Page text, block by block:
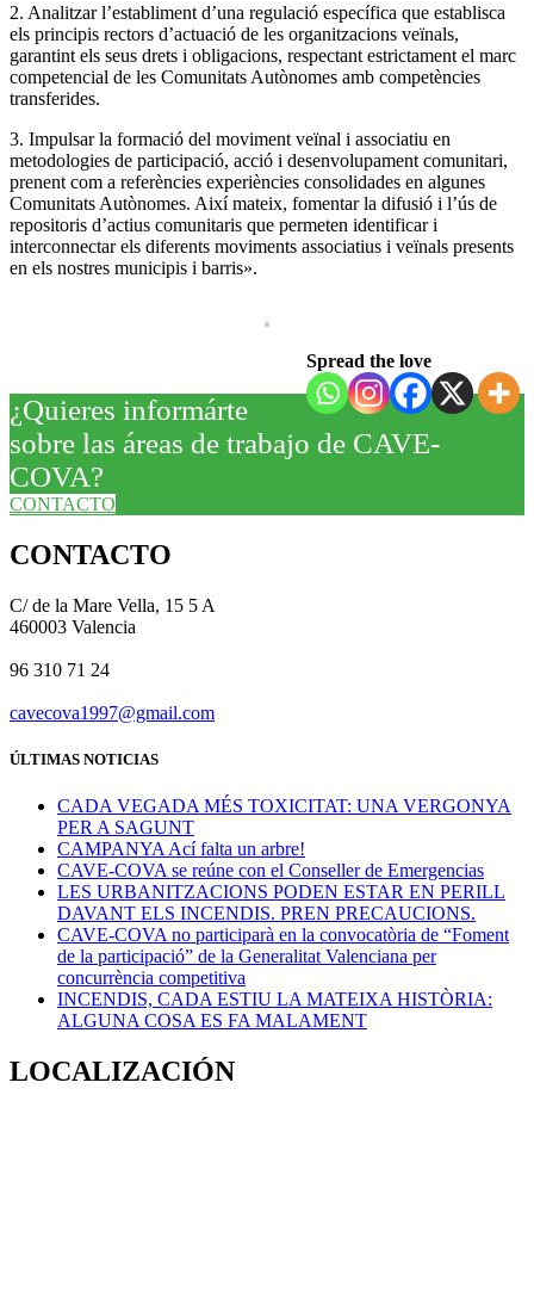
2. Analitzar l’establiment d’una regulació específica que establisca
els principis rectors d’actuació de les organitzacions veïnals,
garantint els seus drets i obligacions, respectant estrictament el marc
competencial de les Comunitats Autònomes amb competències
transferides.
3. Impulsar la formació del moviment veïnal i associatiu en
metodologies de participació, acció i desenvolupament comunitari,
prenent com a referències experiències consolidades en algunes
Comunitats Autònomes. Així mateix, fomentar la difusió i l’ús de
repositoris d’actius comunitaris que permeten identificar i
interconnectar els diferents moviments associatius i veïnals presents
en els nostres municipis i barris».
Spread the love
¿Quieres informárte
sobre las áreas de trabajo de CAVE-
COVA?
CONTACTO
CONTACTO
C/ de la Mare Vella, 15 5 A
460003 Valencia
96 310 71 24
cavecova1997@gmail.com
ÚLTIMAS NOTICIAS
CADA VEGADA MÉS TOXICITAT: UNA VERGONYA
PER A SAGUNT
CAMPANYA Ací falta un arbre!
CAVE-COVA se reúne con el Conseller de Emergencias
LES URBANITZACIONS PODEN ESTAR EN PERILL
DAVANT ELS INCENDIS. PREN PRECAUCIONS.
CAVE-COVA no participarà en la convocatòria de “Foment
de la participació” de la Generalitat Valenciana per
concurrència competitiva
INCENDIS, CADA ESTIU LA MATEIXA HISTÒRIA:
ALGUNA COSA ES FA MALAMENT
LOCALIZACIÓN